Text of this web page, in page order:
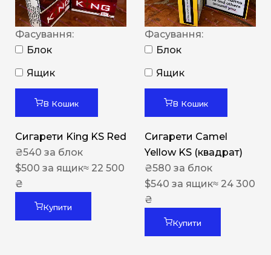
Фасування:
Блок
Ящик
В Кошик
Сигарети King KS Red
₴540 за блок
$500 за ящик≈ 22 500
₴
Купити
Фасування:
Блок
Ящик
В Кошик
Сигарети Camel
Yellow KS (квадрат)
₴580 за блок
$540 за ящик≈ 24 300
₴
Купити